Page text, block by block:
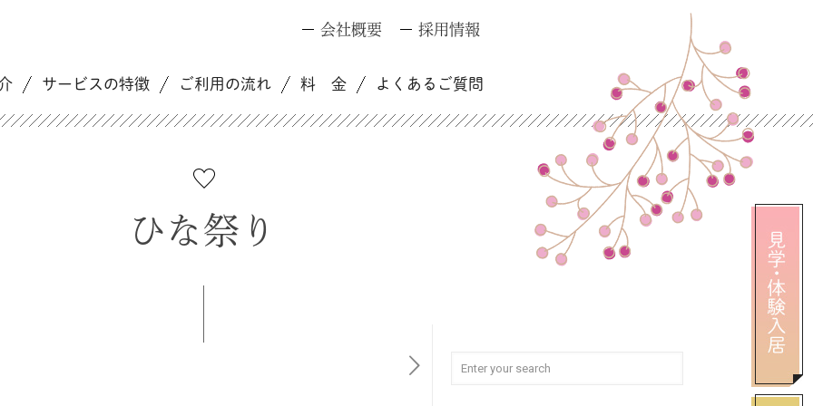
会社概要 採用情報
サービスの特徴 ご利用の流れ 料 金 よくあるご質問
ひな祭り